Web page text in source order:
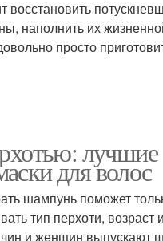
восстановить
наполнить их
просто
лучшие
для волос
шампунь поможет
тип перхоти, возраст
и женщин выпускают